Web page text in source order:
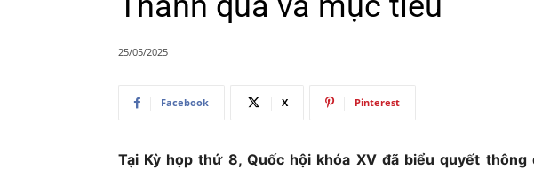
H
Ủ
25/05/2025
Facebook X Pinterest
Tại Kỳ họp thứ 8, Quốc hội khóa XV đã biểu quyết